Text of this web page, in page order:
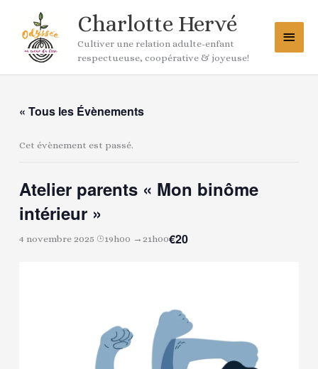
contenu
Charlotte Hervé
Cultiver une relation adulte-enfant
respectueuse, coopérative & joyeuse!
« Tous les Évènements
Cet évènement est passé.
Atelier parents « Mon binôme
intérieur »
4 novembre 2025 ⌚︎19h00 →21h00€20